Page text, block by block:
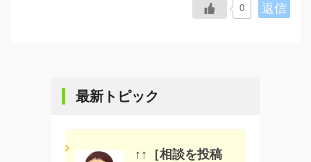
返信
0
最新トピック
↑↑［相談を投稿